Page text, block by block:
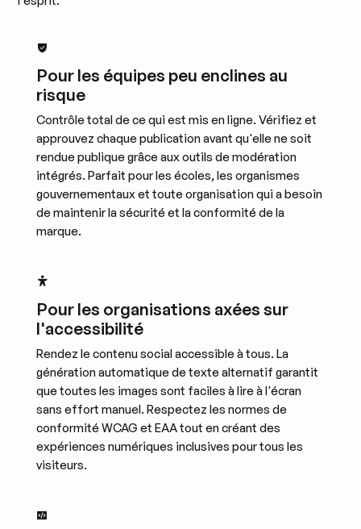
Pour les équipes peu enclines au
risque
Contrôle total de ce qui est mis en ligne. Vérifiez et
approuvez chaque publication avant qu'elle ne soit
rendue publique grâce aux outils de modération
intégrés. Parfait pour les écoles, les organismes
gouvernementaux et toute organisation qui a besoin
de maintenir la sécurité et la conformité de la
marque.
Pour les organisations axées sur
l'accessibilité
Rendez le contenu social accessible à tous. La
génération automatique de texte alternatif garantit
que toutes les images sont faciles à lire à l'écran
sans effort manuel. Respectez les normes de
conformité WCAG et EAA tout en créant des
expériences numériques inclusives pour tous les
visiteurs.